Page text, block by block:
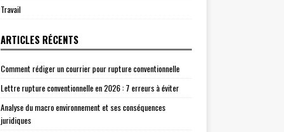
Travail
ARTICLES RÉCENTS
Comment rédiger un courrier pour rupture conventionnelle
Lettre rupture conventionnelle en 2026 : 7 erreurs à éviter
Analyse du macro environnement et ses conséquences
juridiques